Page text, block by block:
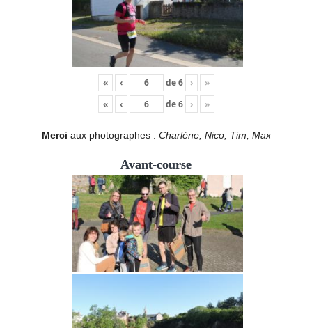
« ‹ de6 ›
»
«
‹ de6 › »
Merci aux photographes : Charlène, Nico, Tim, Max
Avant-course